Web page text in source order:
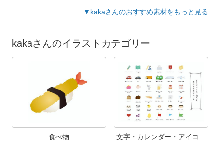
▼kakaさんのおすすめ素材をもっと見る
kakaさんのイラストカテゴリー
食べ物
文字・カレンダー・アイコン